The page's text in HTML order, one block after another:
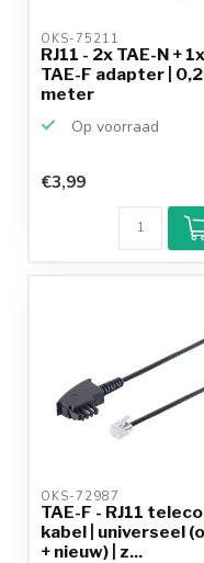
OKS-75211
RJ11 - 2x TAE-N + 1x
TAE-F adapter |
meter
Op voorraad
€3,99
OKS-72987
TAE-F - RJ11
kabel | universeel
+ nieuw) | z...